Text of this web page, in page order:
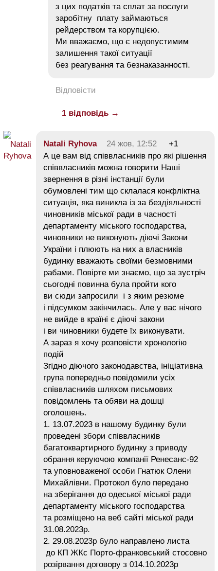
з цих податків та сплат за послуги
заробітну плату займаються
рейдерством та корупцією.
Ми вважаємо, що є недопустимим
залишення такої ситуації
без реагування та безнаказанності.
Відповісти
1 відповідь →
Natali Ryhova 24 жов, 12:52
+1
А це вам від співвласників про які рішення
співвласників можна говорити Наші
звернення в різні інстанції були
обумовлені тим що склалася конфліктна
ситуація, яка виникла із за бездіяльності
чиновників міської ради в часності
департаменту міського господарства,
чиновники не виконують діючі Закони
України і плюють на них а власників
будинку вважають своїми безмовними
рабами. Повірте ми знаємо, що за зустріч
сьогодні повинна була пройти кого
ви сюди запросили і з яким резюме
і підсумком закінчилась. Але у вас нічого
не вийде в країні є діючі закони
і ви чиновники будете їх виконувати.
А зараз я хочу розповісти хронологію
подій
Згідно діючого законодавства, ініціативна
група попередньо повідомили усіх
співвласників шляхом письмових
повідомлень та обяви на дошці
оголошень.
1. 13.07.2023 в нашому будинку були
проведені збори співвласників
багатоквартирного будинку з приводу
обрання керуючою компанії Ренесанс-92
та уповноваженої особи Гнатюк Олени
Михайлівни. Протокол було передано
на зберігання до одеської міської ради
департаменту міського господарства
та розміщено на веб сайті міської ради
31.08.2023р.
2. 29.08.2023р було направлено листа
до КП ЖКс Порто-франковський стосовно
розірвання договору з 014.10.2023р